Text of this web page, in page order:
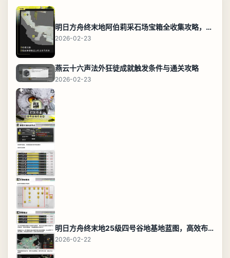
明日方舟终末地阿伯莉采石场宝箱全收集攻略，全点位分布图与路线
2026-02-23
燕云十六声法外狂徒成就触发条件与通关攻略
2026-02-23
明日方舟终末地25级四号谷地基地蓝图，高效布局规划
2026-02-22